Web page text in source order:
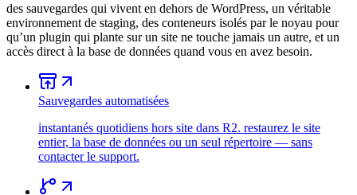
des sauvegardes qui vivent en dehors de WordPress, un véritable
environnement de staging, des conteneurs isolés par le noyau pour
qu’un plugin qui plante sur un site ne touche jamais un autre, et un
accès direct à la base de données quand vous en avez besoin.
Sauvegardes automatisées
instantanés quotidiens hors site dans R2. restaurez le site
entier, la base de données ou un seul répertoire — sans
contacter le support.